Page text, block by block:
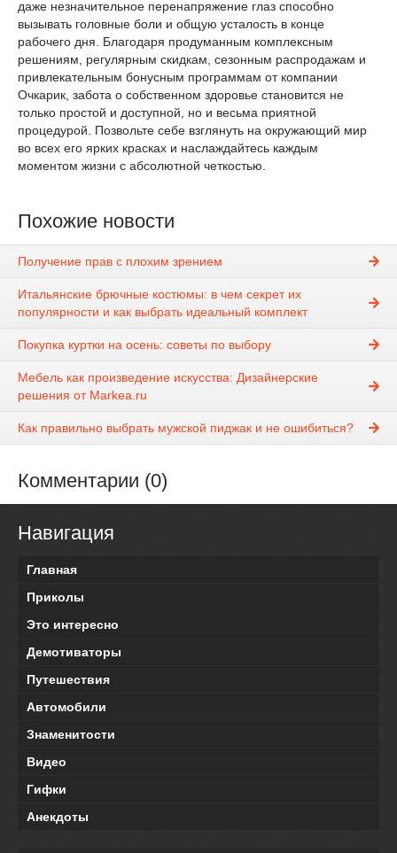
даже незначительное перенапряжение глаз способно
вызывать головные боли и общую усталость в конце
рабочего дня. Благодаря продуманным комплексным
решениям, регулярным скидкам, сезонным распродажам и
привлекательным бонусным программам от компании
Очкарик, забота о собственном здоровье становится не
только простой и доступной, но и весьма приятной
процедурой. Позвольте себе взглянуть на окружающий мир
во всех его ярких красках и наслаждайтесь каждым
моментом жизни с абсолютной четкостью.
Похожие новости
Получение прав с плохим зрением
Итальянские брючные костюмы: в чем секрет их
популярности и как выбрать идеальный комплект
Покупка куртки на осень: советы по выбору
Мебель как произведение искусства: Дизайнерские
решения от Markea.ru
Как правильно выбрать мужской пиджак и не ошибиться?
Комментарии (0)
Навигация
Главная
Приколы
Это интересно
Демотиваторы
Путешествия
Автомобили
Знаменитости
Видео
Гифки
Анекдоты